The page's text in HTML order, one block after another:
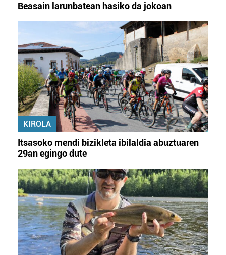
Beasain larunbatean hasiko da jokoan
KIROLA
Itsasoko mendi bizikleta ibilaldia abuztuaren
29an egingo dute